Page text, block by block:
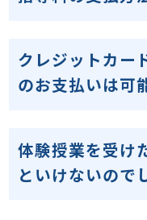
クレジットカー
のお支払いは可
体験授業を受け
といけないので